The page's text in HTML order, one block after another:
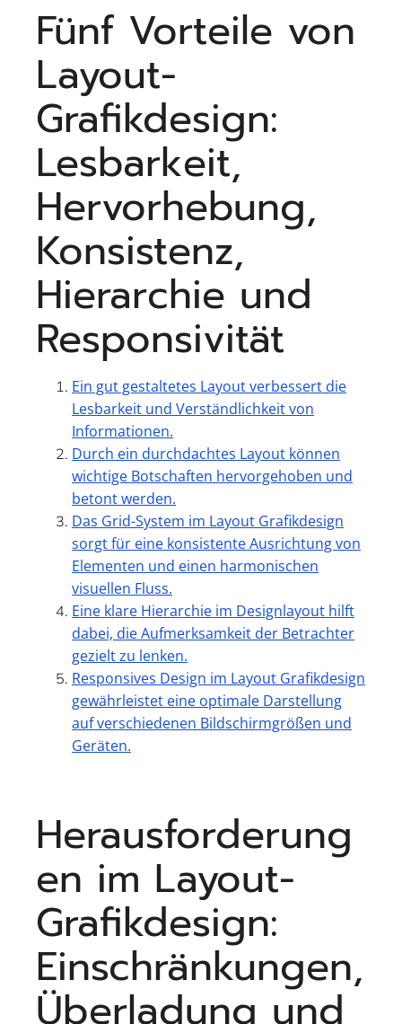
Fünf Vorteile von
Layout-
Grafikdesign:
Lesbarkeit,
Hervorhebung,
Konsistenz,
Hierarchie und
Responsivität
Ein gut gestaltetes Layout verbessert die
Lesbarkeit und Verständlichkeit von
Informationen.
Durch ein durchdachtes Layout können
wichtige Botschaften hervorgehoben und
betont werden.
Das Grid-System im Layout Grafikdesign
sorgt für eine konsistente Ausrichtung von
Elementen und einen harmonischen
visuellen Fluss.
Eine klare Hierarchie im Designlayout hilft
dabei, die Aufmerksamkeit der Betrachter
gezielt zu lenken.
Responsives Design im Layout Grafikdesign
gewährleistet eine optimale Darstellung
auf verschiedenen Bildschirmgrößen und
Geräten.
Herausforderung
en im Layout-
Grafikdesign:
Einschränkungen,
Überladung und